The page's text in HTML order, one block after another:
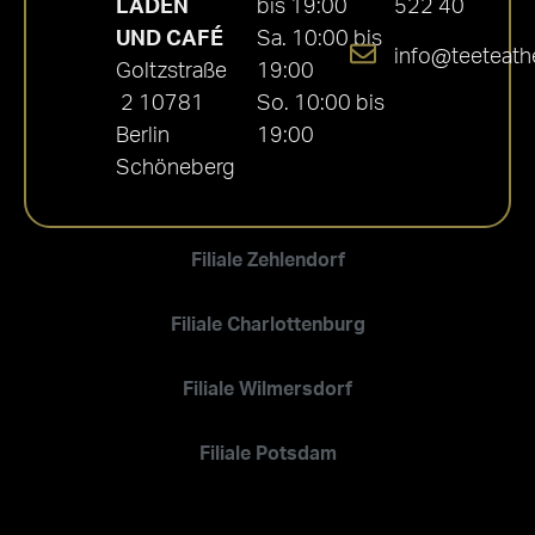
Filiale Zehlendorf
Filiale Charlottenburg
Filiale Wilmersdorf
Filiale Potsdam
LADEN
UND CAFÉ
Goltzstraße
2 10781
Berlin
Schöneberg
bis 19:00
Sa. 10:00 bis
19:00
So. 10:00 bis
19:00
522 40